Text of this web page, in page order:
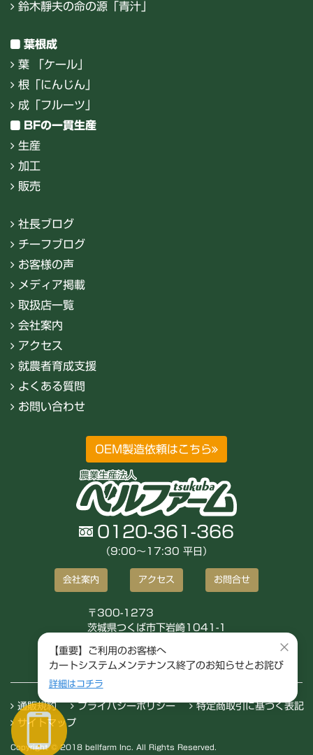
鈴木靜夫の命の源「青汁」
葉根成
葉 「ケール」
根「にんじん」
成「フルーツ」
BFの一貫生産
生産
加工
販売
社長ブログ
チーフブログ
お客様の声
メディア掲載
取扱店一覧
会社案内
アクセス
就農者育成支援
よくある質問
お問い合わせ
OEM製造依頼はこちら
0120-361-366
（9:00〜17:30 平日）
会社案内 アクセス お問合せ
〒300-1273
茨城県つくば市下岩崎1041-1
通販規約 プライバシーポリシー
特定商取引に基づく表記
サイトマップ
Copyright © 2018 bellfarm Inc. All Rights Reserved.
【重要】ご利用のお客様へ
カートシステムメンテナンス終了のお知らせとお詫び
詳細はコチラ
×